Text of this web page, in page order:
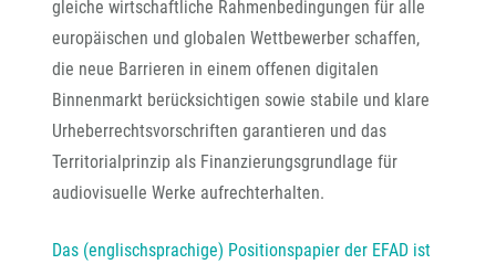
gleiche wirtschaftliche Rahmenbedingungen für alle
europäischen und globalen Wettbewerber schaffen,
die neue Barrieren in einem offenen digitalen
Binnenmarkt berücksichtigen sowie stabile und klare
Urheberrechtsvorschriften garantieren und das
Territorialprinzip als Finanzierungsgrundlage für
audiovisuelle Werke aufrechterhalten.
Das (englischsprachige) Positionspapier der EFAD ist